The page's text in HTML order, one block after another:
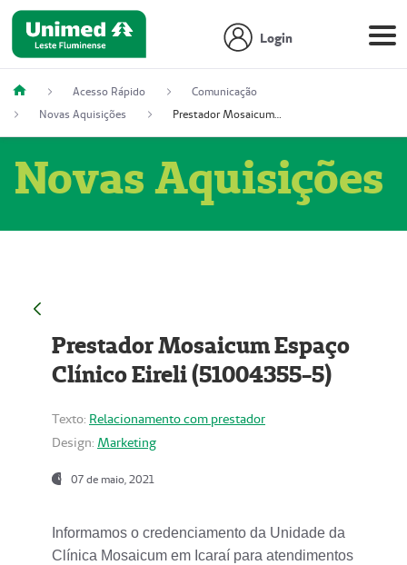
Login
Acesso Rápido
Comunicação
Novas Aquisições
Prestador Mosaicum Espaço Clínico Eireli (51004355-5)
Novas Aquisições
Prestador Mosaicum Espaço
Clínico Eireli (51004355-5)
Texto: Relacionamento com prestador
Design: Marketing
07 de maio, 2021
Informamos o credenciamento da Unidade da
Clínica Mosaicum em Icaraí para atendimentos